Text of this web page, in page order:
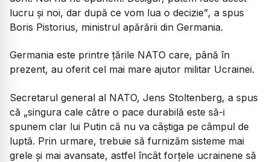
lucru și noi, dar după ce vom lua o decizie”, a spus
Boris Pistorius, ministrul apărării din Germania.
Germania este printre țările NATO care, până în
prezent, au oferit cel mai mare ajutor militar Ucrainei.
Secretarul general al NATO, Jens Stoltenberg, a spus
că „singura cale către o pace durabilă este să-i
spunem clar lui Putin că nu va câștiga pe câmpul de
luptă. Prin urmare, trebuie să furnizăm sisteme mai
grele și mai avansate, astfel încât forțele ucrainene să